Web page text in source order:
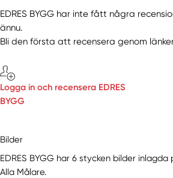
EDRES BYGG har inte fått några
ännu.
Bli den första att recensera genom
Logga in och recensera EDRES
BYGG
Bilder
EDRES BYGG har 6 stycken bilder
Alla Målare.